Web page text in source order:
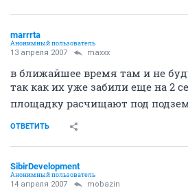
marrrta
Анонимный пользователь
13 апреля 2007 maxxx
в ближайшее время там и не
так как их уже забили еще на 2
площадку расчищают под
ОТВЕТИТЬ
SibirDevelopment
Анонимный пользователь
14 апреля 2007 mobazin